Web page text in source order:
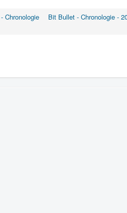
Chronologie
Bit Bullet - Chronologie -